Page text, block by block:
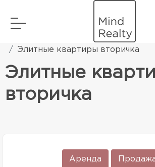
Элитная жилая
Элитные квартиры вторичка
Элитные
вторичка
Аренда